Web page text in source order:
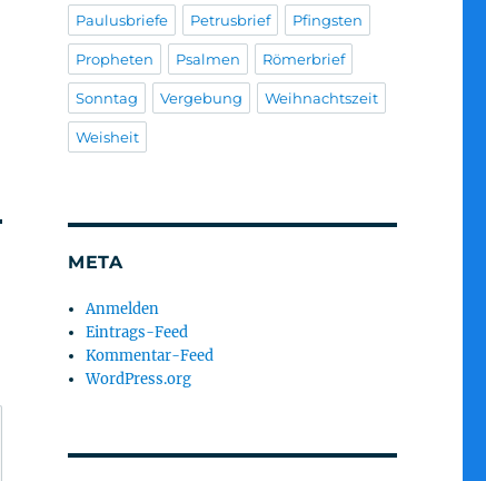
Paulusbriefe Petrusbrief Pfingsten
Propheten Psalmen Römerbrief
Sonntag Vergebung Weihnachtszeit
Weisheit
META
Anmelden
Eintrags-Feed
Kommentar-Feed
WordPress.org